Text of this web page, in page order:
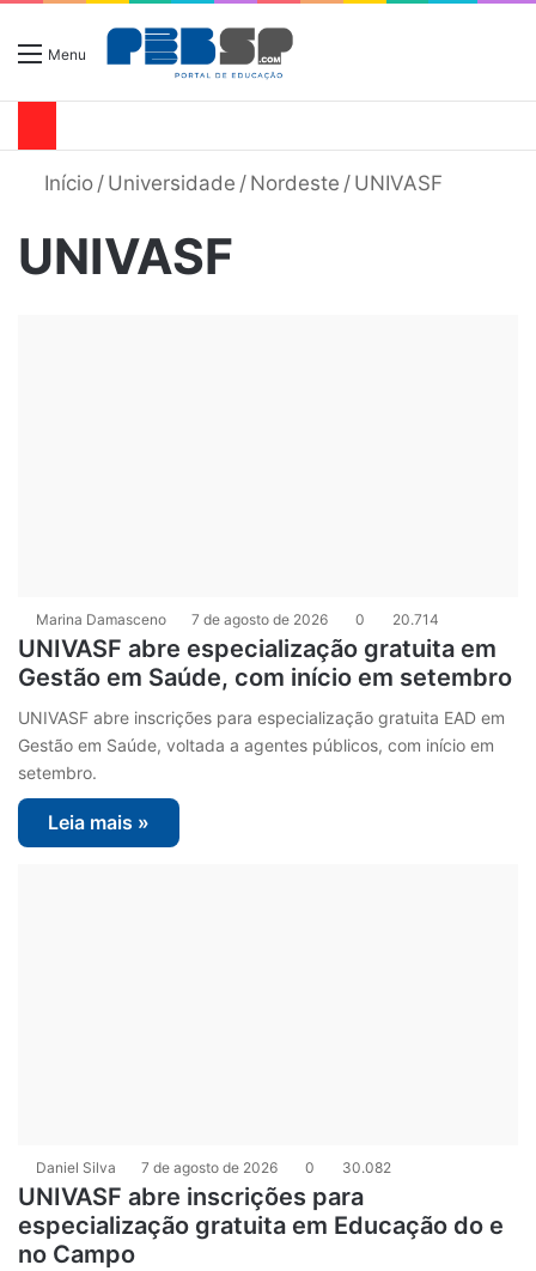
Menu
Início / Universidade / Nordeste / UNIVASF
UNIVASF
Marina Damasceno 7 de agosto de 2026 0 20.714
UNIVASF abre especialização gratuita em
Gestão em Saúde, com início em setembro
UNIVASF abre inscrições para especialização gratuita EAD em
Gestão em Saúde, voltada a agentes públicos, com início em
setembro.
Leia mais »
Daniel Silva 7 de agosto de 2026 0 30.082
UNIVASF abre inscrições para
especialização gratuita em Educação do e
no Campo